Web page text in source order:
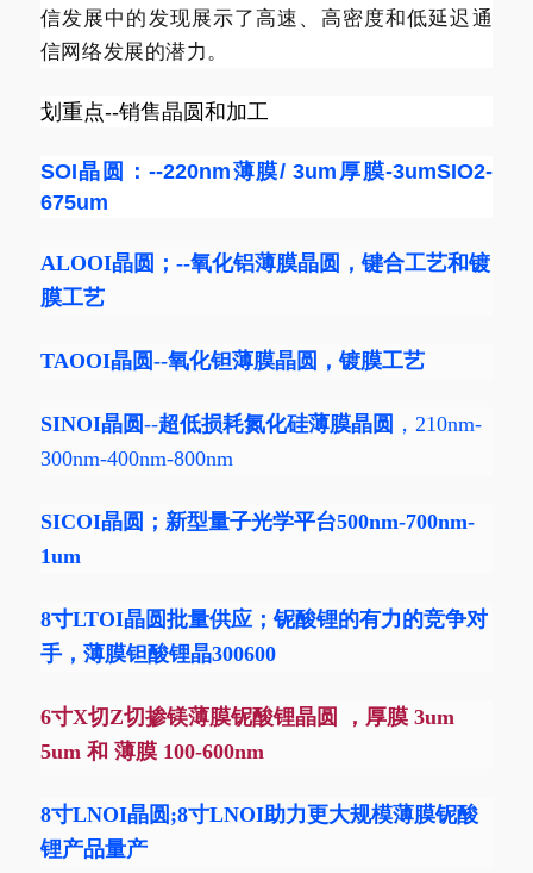
信发展中的发现展示了高速、高密度和低延迟通
信网络发展的潜力。
划重点--销售晶圆和加工
SOI晶圆：--220nm薄膜/ 3um厚膜-3umSIO2-
675um
ALOOI晶圆 ；--氧化铝薄膜晶圆 ，键合工艺和镀
膜工艺
TAOOI晶圆--氧化钽薄膜晶圆 ，镀膜工艺
SINOI晶圆--超低损耗氮化硅薄膜晶圆 ，210nm-
300nm-400nm-800nm
SICOI晶圆 ；新型量子光学平台500nm-700nm-
1um
8寸LTOI晶圆批量供应；铌酸锂的有力的竞争对
手，薄膜钽酸锂晶300600
6寸X切Z切掺镁薄膜铌酸锂晶圆 ，厚膜 3um
5um 和 薄膜 100-600nm
8寸LNOI晶圆;8寸LNOI助力更大规模薄膜铌酸
锂产品量产